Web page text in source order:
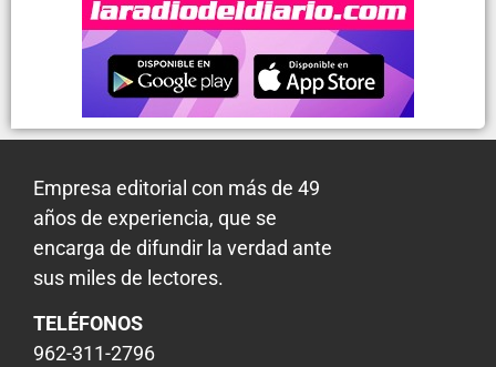
Empresa editorial con más de 49
años de experiencia, que se
encarga de difundir la verdad ante
sus miles de lectores.
TELÉFONOS
962-311-2796